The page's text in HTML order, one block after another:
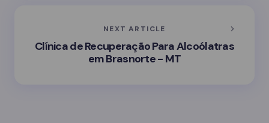
NEXT ARTICLE
Clínica de Recuperação Para Alcoólatras
em Brasnorte - MT